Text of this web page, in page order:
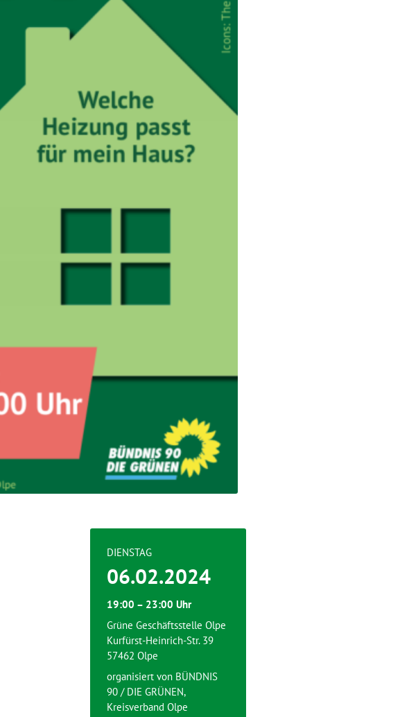
DIENSTAG
06.02.2024
19:00 – 23:00 Uhr
Grüne Geschäftsstelle Olpe
Kurfürst-Heinrich-Str. 39
57462 Olpe
organisiert von BÜNDNIS
90 / DIE GRÜNEN,
Kreisverband Olpe